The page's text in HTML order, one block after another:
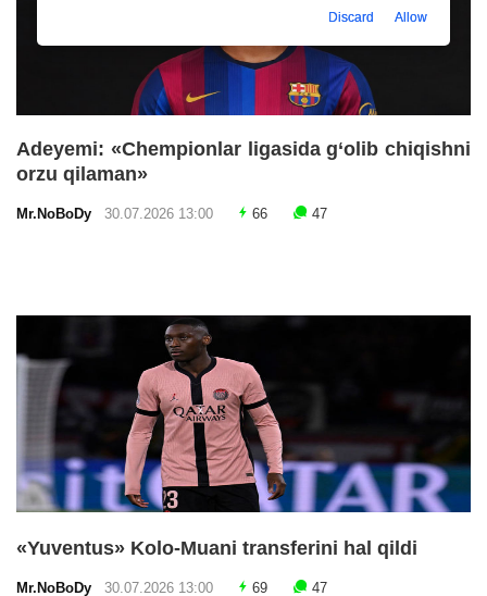
Adeyemi: «Chempionlar ligasida g‘olib chiqishni
orzu qilaman»
Mr.NoBoDy 30.07.2026 13:00 66 47
«Yuventus» Kolo-Muani transferini hal qildi
Mr.NoBoDy 30.07.2026 13:00 69 47
Discard Allow